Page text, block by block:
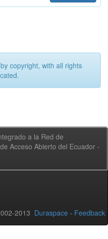
copyright, with all rights
a la Red de
Acceso Abierto del Ecuador -
2013 Duraspace - Feedback